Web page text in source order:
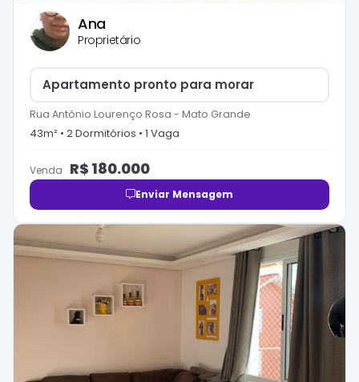
Ana
Proprietário
Apartamento pronto para morar
Rua Antônio Lourenço Rosa - Mato Grande
43m² • 2Dormitórios • 1 Vaga
Venda R$ 180.000
Enviar Mensagem